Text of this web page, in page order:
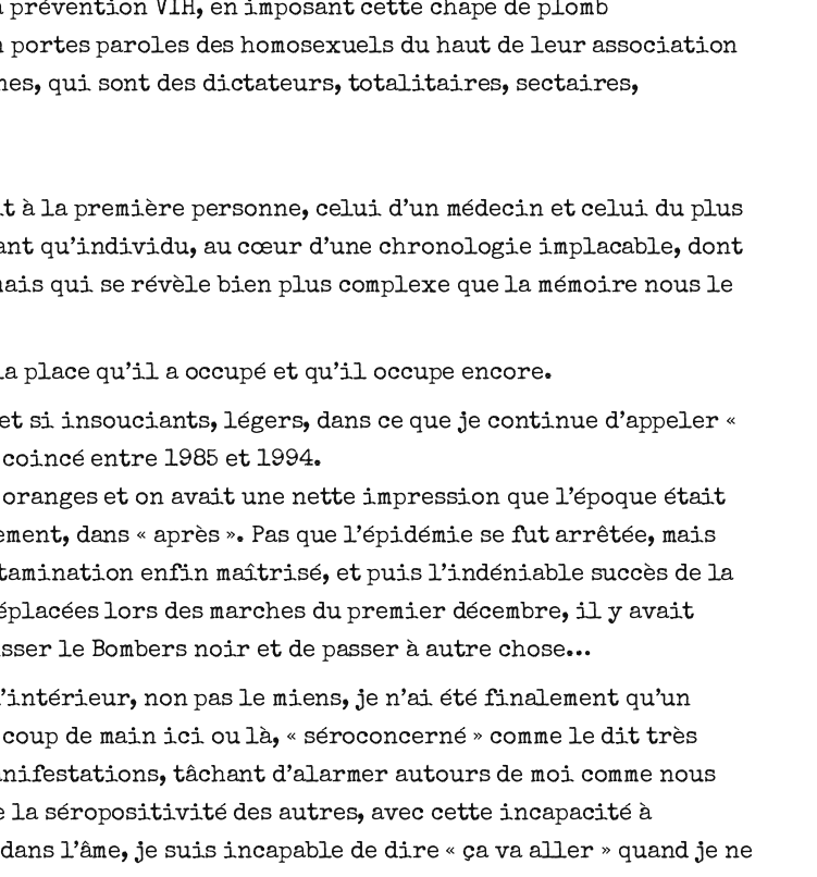
VIH, en imposant cette chape de plomb
paroles des homosexuels du haut de leur association
qui sont des dictateurs, totalitaires, sectaires,
la première personne, celui d’un médecin et celui du plus
qu’individu, au cœur d’une chronologie implacable, dont
qui se révèle bien plus complexe que la mémoire nous le
qu’il a occupé et qu’il occupe encore.
si insouciants, légers, dans ce que je continue d’appeler «
coincé entre 1985 et 1994.
et on avait une nette impression que l’époque était
dans « après ». Pas que l’épidémie se fut arrêtée, mais
enfin maîtrisé, et puis l’indéniable succès de la
lors des marches du premier décembre, il y avait
le Bombers noir et de passer à autre chose…
non pas le miens, je n’ai été finalement qu’un
de main ici ou là, « séroconcerné » comme le dit très
tâchant d’alarmer autours de moi comme nous
la séropositivité des autres, avec cette incapacité à
l’âme, je suis incapable de dire « ça va aller » quand je ne